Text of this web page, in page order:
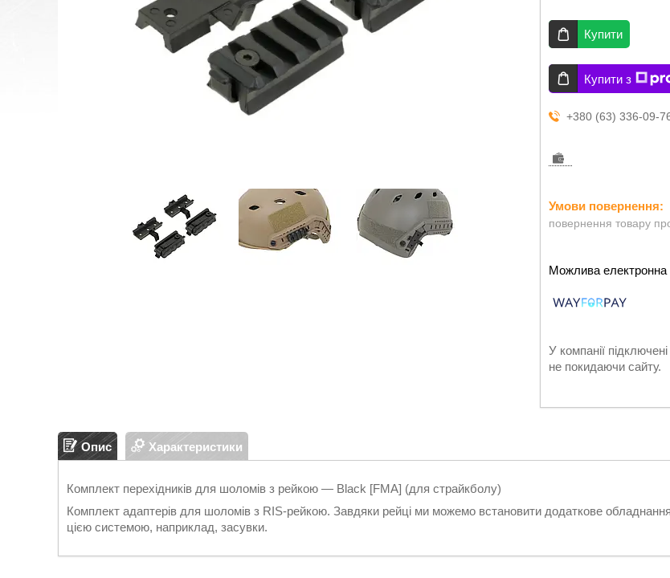
Купити
Купити з
+380 (63) 336-09-
повернення товару
У компанії
не покидаючи сайту.
Опис Характеристики
Комплект перехідників для шоломів з рейкою — Black [FMA] (для страйкболу)
Комплект адаптерів для шоломів з RIS-рейкою. Завдяки рейці ми можемо встановити додаткове
цією системою, наприклад, засувки.